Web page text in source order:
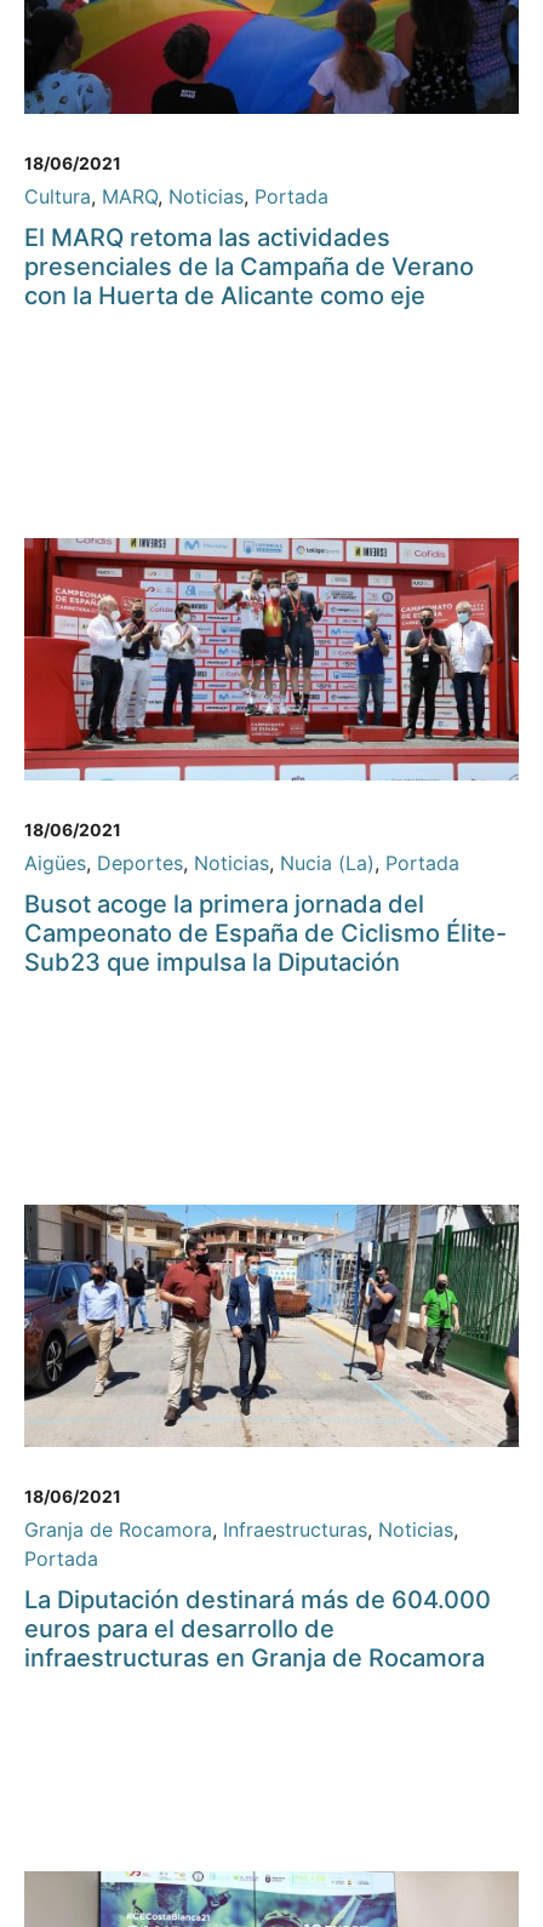
18/06/2021
Cultura, MARQ, Noticias, Portada
El MARQ retoma las actividades
presenciales de la Campaña de Verano
con la Huerta de Alicante como eje
18/06/2021
Aigües, Deportes, Noticias, Nucia (La), Portada
Busot acoge la primera jornada del
Campeonato de España de Ciclismo Élite-
Sub23 que impulsa la Diputación
18/06/2021
Granja de Rocamora, Infraestructuras, Noticias,
Portada
La Diputación destinará más de 604.000
euros para el desarrollo de
infraestructuras en Granja de Rocamora